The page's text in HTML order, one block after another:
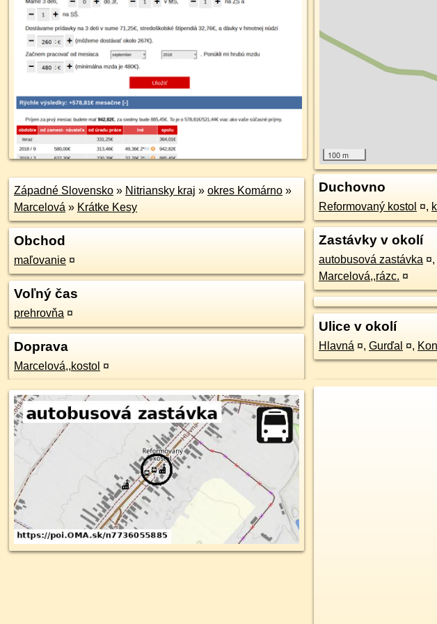
100 m
Západné Slovensko » Nitriansky kraj » okres Komárno »
Marcelová » Krátke Kesy
Obchod
maľovanie ¤
Voľný čas
prehrovňa ¤
Doprava
Marcelová,,kostol ¤
Duchovno
Reformovaný kostol ¤,
Zastávky v okolí
autobusová zastávka ¤,
Marcelová,,rázc. ¤
Ulice v okolí
Hlavná ¤, Gurďal ¤,